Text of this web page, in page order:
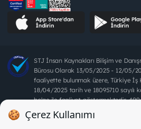
STJ İnsan Kaynakları Bilişim ve
Bürosu Olarak 13/05/2025 - 12/05/
faaliyette bulunmak üzere, Türkiye İş
18/04/2025 tarih ve 18095710 sayılı
belge ile faaliyet göstermektedir.
arayanlardan ücret alınması yasaktır.